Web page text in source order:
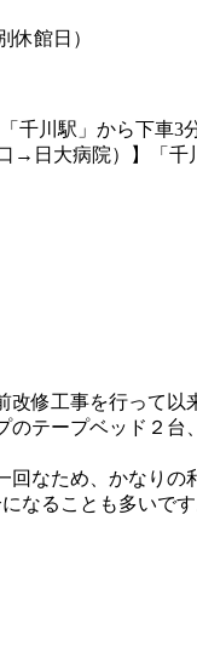
休館日）
千川駅」から下車3
→日大病院）】「千
修工事を行って以
テープベッド２
なため、かなり
なることも多いです